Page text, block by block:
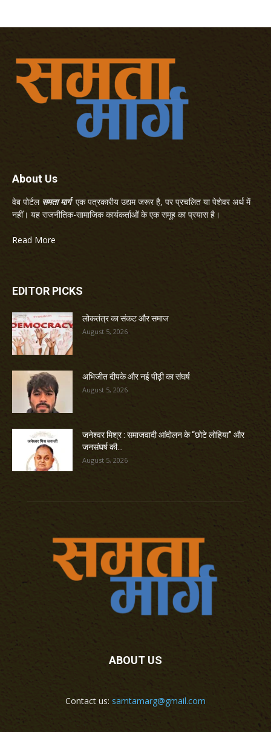
About Us
वेब पोर्टल समता मार्गएक पत्रकारीय उद्यम जरूर है, पर प्रचलित या पेशेवर अर्थ में
नहीं। यह राजनीतिक-सामाजिक कार्यकर्ताओं के एक समूह का प्रयास है।
Read More
EDITOR PICKS
लोकतंत्र का संकट और समाज
August 5, 2026
अभिजीत दीपके और नई पीढ़ी का संघर्ष
August 5, 2026
जनेश्वर मिश्र : समाजवादी आंदोलन के “छोटे लोहिया” और
जनसंघर्ष की...
August 5, 2026
ABOUT US
Contact us: samtamarg@gmail.com